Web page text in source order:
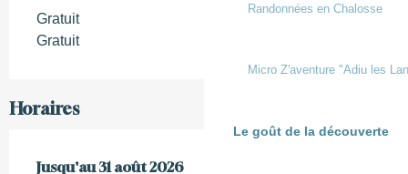
Randonnées en Chalosse
Micro Z'aventure "Adiu les
Le goût de la découverte
Gratuit
Gratuit
Horaires
Du6 juin 2026au31 août 2026
Jusqu'au31 août 2026